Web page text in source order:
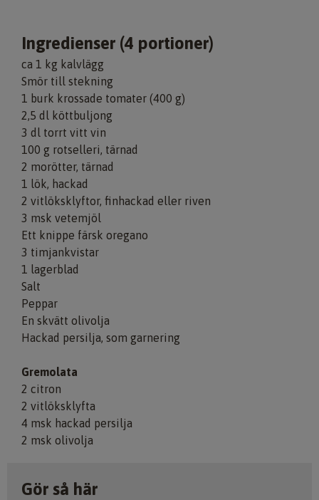
Ingredienser (4 portioner)
ca 1 kg kalvlägg
Smör till stekning
1 burk krossade tomater (400 g)
2,5 dl köttbuljong
3 dl torrt vitt vin
100 g rotselleri, tärnad
2 morötter, tärnad
1 lök, hackad
2 vitlöksklyftor, finhackad eller riven
3 msk vetemjöl
Ett knippe färsk oregano
3 timjankvistar
1 lagerblad
Salt
Peppar
En skvätt olivolja
Hackad persilja, som garnering
Gremolata
2 citron
2 vitlöksklyfta
4 msk hackad persilja
2 msk olivolja
Gör så här